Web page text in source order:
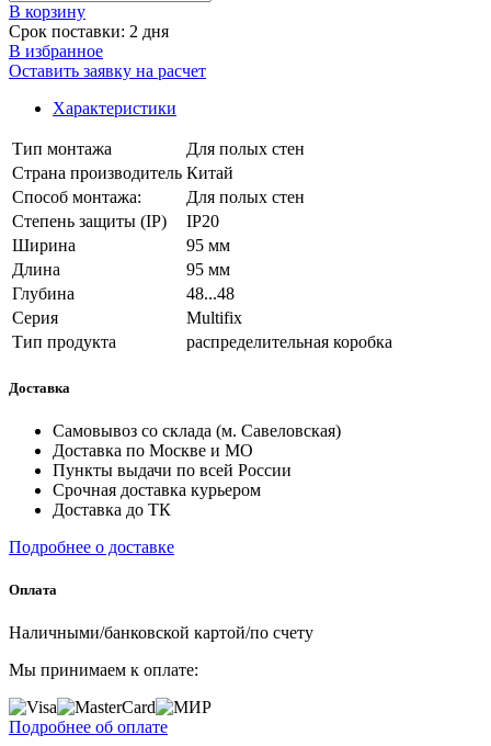
В корзинy
Срок поставки: 2 дня
В избранное
Оставить заявку на расчет
Характеристики
Тип монтажа
Для полых стен
Страна производитель Китай
Способ монтажа:
Для полых стен
Степень защиты (IP)
IP20
Ширина
95 мм
Длина
95 мм
Глубина
48...48
Серия
Multifix
Тип продукта
распределительная коробка
Доставка
Самовывоз со склада (м. Савеловская)
Доставка по Москве и МО
Пункты выдачи по всей России
Срочная доставка курьером
Доставка до ТК
Подробнее о доставке
Оплата
Наличными/банковской картой/по счету
Мы принимаем к оплате:
Подробнее об оплате